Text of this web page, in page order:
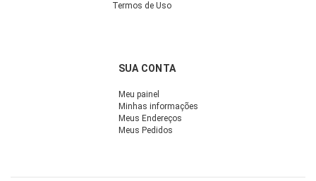
Termos de Uso
SUA CONTA
Meu painel
Minhas informações
Meus Endereços
Meus Pedidos